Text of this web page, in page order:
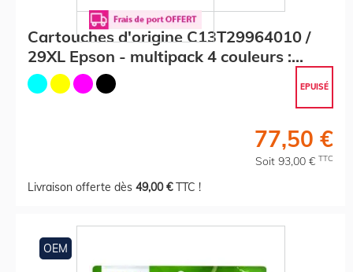
Cartouches d'origine C13T29964010 /
29XL Epson - multipack 4 couleurs :
noire, cyan, magenta, jaune
EPUISÉ
77,50 €
Soit 93,00 € TTC
Livraison offerte dès 49,00 €TTC !
OEM